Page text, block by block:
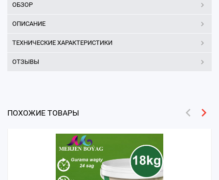
ОБЗОР
ОПИСАНИЕ
ТЕХНИЧЕСКИЕ ХАРАКТЕРИСТИКИ
ОТЗЫВЫ
ПОХОЖИЕ ТОВАРЫ